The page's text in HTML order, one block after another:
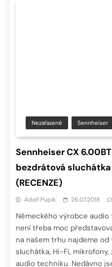
Nezařazené Sennheiser
Sennheiser CX
bezdrátová
(RECENZE)
Adolf Pupík 26.07.2018
Německého výrobce
není třeba moc
na našem trhu najdeme
sluchátka, Hi-Fi,
audio techniku. Nedávno